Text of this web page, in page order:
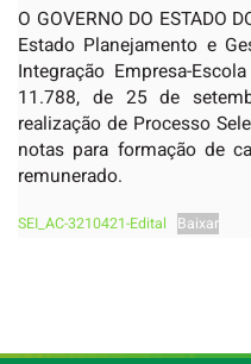
O GOVERNO DO ESTADO
Estado Planejamento e
Integração Empresa-
11.788, de 25 de
realização de Processo
notas para formação de
remunerado.
SEI_AC-3210421-Edital Baixar